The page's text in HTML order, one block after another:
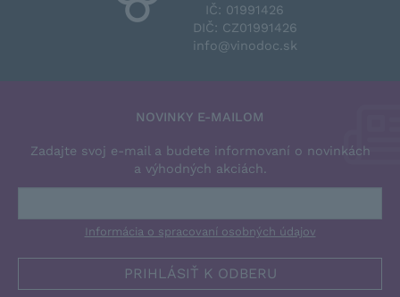
IČ: 01991426
DIČ: CZ01991426
info@vinodoc.sk
NOVINKY E-MAILOM
Zadajte svoj e-mail a budete informovaní o novinkách
a výhodných akciách.
Informácia o spracovaní osobných údajov